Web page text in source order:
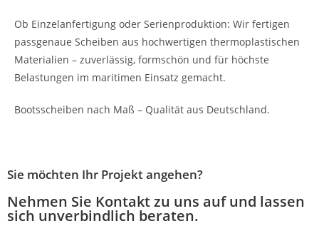
Ob Einzelanfertigung oder Serienproduktion: Wir fertigen
passgenaue Scheiben aus hochwertigen thermoplastischen
Materialien – zuverlässig, formschön und für höchste
Belastungen im maritimen Einsatz gemacht.
Bootsscheiben nach Maß – Qualität aus Deutschland.
Sie möchten Ihr Projekt angehen?
Nehmen Sie Kontakt zu uns auf und lassen
sich unverbindlich beraten.